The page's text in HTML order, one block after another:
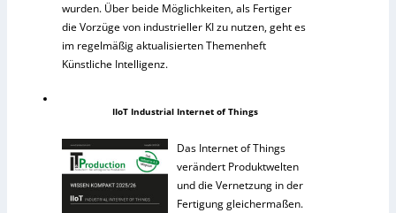
wurden. Über beide Möglichkeiten, als Fertiger
die Vorzüge von industrieller KI zu nutzen, geht es
im regelmäßig aktualisierten Themenheft
Künstliche Intelligenz.
IIoT Industrial Internet of Things
Das Internet of Things
verändert Produktwelten
und die Vernetzung in der
Fertigung gleichermaßen.